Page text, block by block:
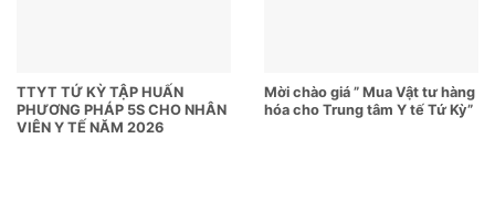
TTYT TỨ KỲ TẬP HUẤN
PHƯƠNG PHÁP 5S CHO NHÂN
VIÊN Y TẾ NĂM 2026
Mời chào giá ” Mua Vật tư hàng
hóa cho Trung tâm Y tế Tứ Kỳ”